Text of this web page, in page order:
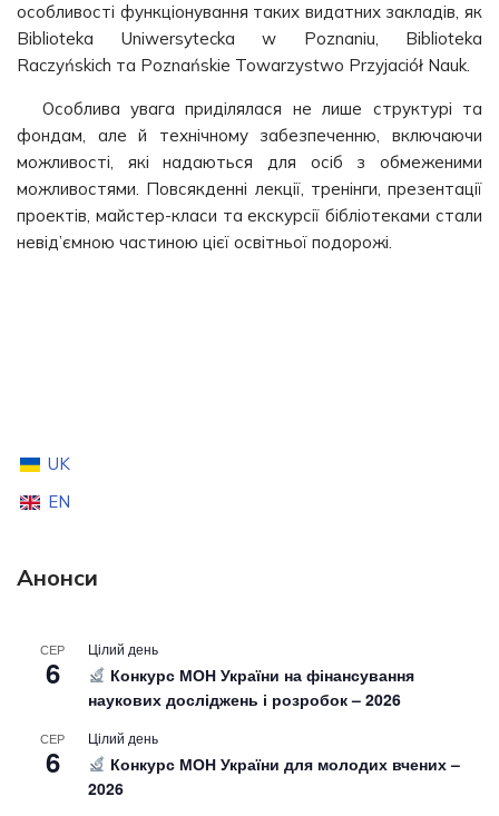
особливості функціонування таких видатних закладів, як
Biblioteka Uniwersytecka w Poznaniu, Biblioteka
Raczyńskich та Poznańskie Towarzystwo Przyjaciół Nauk.
Особлива увага приділялася не лише структурі та
фондам, але й технічному забезпеченню, включаючи
можливості, які надаються для осіб з обмеженими
можливостями. Повсякденні лекції, тренінги, презентації
проектів, майстер-класи та екскурсії бібліотеками стали
невід’ємною частиною цієї освітньої подорожі.
UK
EN
Анонси
СЕР
6
Цілий день
Конкурс МОН України на фінансування
наукових досліджень і розробок – 2026
СЕР
6
Цілий день
Конкурс МОН України для молодих вчених –
2026